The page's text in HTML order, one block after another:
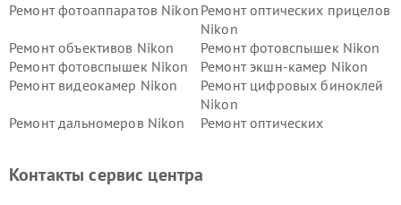
Ремонт фотоаппаратов Nikon Ремонт оптических прицелов
Nikon
Ремонт объективов Nikon
Ремонт фотовспышек Nikon
Ремонт фотовспышек Nikon
Ремонт экшн-камер Nikon
Ремонт видеокамер Nikon
Ремонт цифровых биноклей
Nikon
Ремонт дальномеров Nikon
Ремонт оптических
Контакты сервис центра